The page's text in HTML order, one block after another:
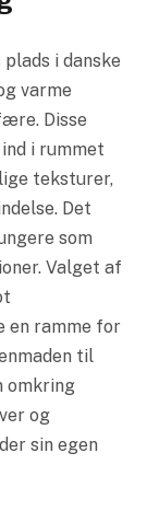
i danske
varme
Disse
i rummet
teksturer,
Det
som
Valget af
en ramme for
til
omkring
og
sin egen